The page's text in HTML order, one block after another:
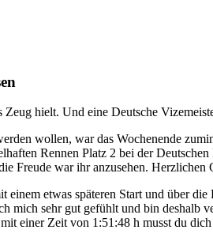
hielt. Und eine Deutsche
wollen, war das Wochenende
Rennen Platz 2 bei der
Freude war ihr anzusehen. Herzlichen
etwas späteren Start und über
mich sehr gut gefühlt und bin
einer Zeit von 1:51:48 h musst du